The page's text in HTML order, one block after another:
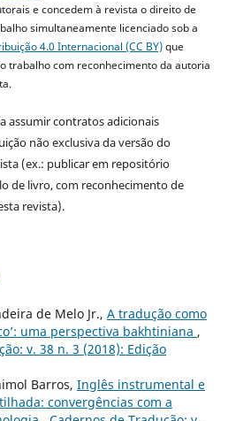
e concedem à revista o direito de
simultaneamente licenciado sob a
4.0 Internacional (CC BY)que
trabalho com reconhecimento da autoria
assumir contratos adicionais
não exclusiva da versão do
(ex.: publicar em repositório
de livro, com reconhecimento de
revista).
de Melo Jr., A tradução como
uma perspectiva bakhtiniana ,
v. 38 n. 3 (2018): Edição
Barros, Inglês instrumental e
convergências com a